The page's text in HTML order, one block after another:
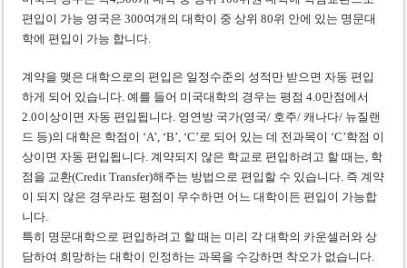
편입이 가능 영국은 300여개의 대학이 중 상위 80위 안에 있는 명문대
학에 편입이 가능 합니다.
계약을 맺은 대학으로의 편입은 일정수준의 성적만 받으면 자동 편입
하게 되어 있습니다. 예를 들어 미국대학의 경우는 평점 4.0만점에서
2.0이상이면 자동 편입됩니다. 영연방 국가(영국/ 호주/ 캐나다/ 뉴질랜
드 등)의 대학은 학점이 ‘A’, ‘B’, ‘C’로 되어 있는 데 전과목이 ‘C’학점 이
상이면 자동 편입됩니다. 계약되지 않은 학교로 편입하려고 할 때는, 학
점을 교환(Credit Transfer)해주는 방법으로 편입할 수 있습니다. 즉 계약
이 되지 않은 경우라도 평점이 우수하면 어느 대학이든 편입이 가능합
니다.
특히 명문대학으로 편입하려고 할 때는 미리 각 대학의 카운셀러와 상
담하여 희망하는 대학이 인정하는 과목을 수강하면 착오가 없습니다.